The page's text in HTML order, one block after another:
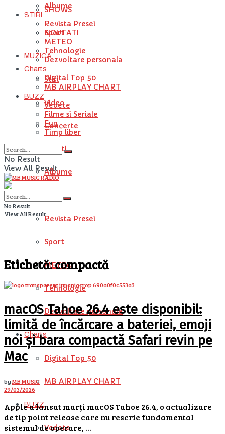
SHOWS
NOUTATI
MUZICA
Stiri
Video
Concerte
Artisti
Albume
STIRI
Revista Presei
Sport
METEO
Tehnologie
Dezvoltare personala
Charts
Digital Top 50
MB AIRPLAY CHART
BUZZ
Vedete
Albume
STIRI
Revista Presei
Sport
METEO
Tehnologie
Dezvoltare personala
Charts
Digital Top 50
MB AIRPLAY CHART
BUZZ
Vedete
Filme si Seriale
Fun
Timp liber
No Result
View All Result
No Result
View All Result
Etichetă:compactă
macOS Tahoe 26.4 este disponibil:
limită de încărcare a bateriei, emoji
noi și bara compactă Safari revin pe
Mac
byMB MUSIC
29/03/2026
Apple a lansat marți macOS Tahoe 26.4, o actualizare
de tip point release care nu rescrie fundamental
sistemul de operare, ...